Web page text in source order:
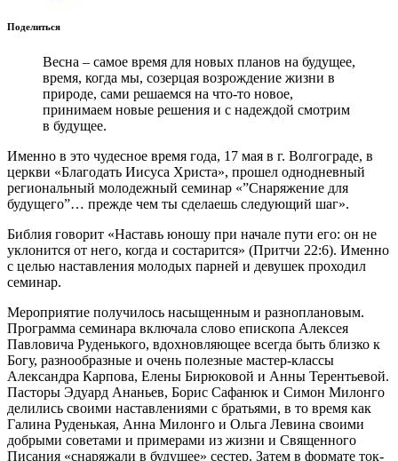
Поделиться
Весна – самое время для новых планов на будущее,
время, когда мы, созерцая возрождение жизни в
природе, сами решаемся на что-то новое,
принимаем новые решения и с надеждой смотрим
в будущее.
Именно в это чудесное время года, 17 мая в г. Волгограде, в
церкви «Благодать Иисуса Христа», прошел однодневный
региональный молодежный семинар «”Снаряжение для
будущего”… прежде чем ты сделаешь следующий шаг».
Библия говорит «Наставь юношу при начале пути его: он не
уклонится от него, когда и состарится» (Притчи 22:6). Именно
с целью наставления молодых парней и девушек проходил
семинар.
Мероприятие получилось насыщенным и разноплановым.
Программа семинара включала слово епископа Алексея
Павловича Руденького, вдохновляющее всегда быть близко к
Богу, разнообразные и очень полезные мастер-классы
Александра Карпова, Елены Бирюковой и Анны Терентьевой.
Пасторы Эдуард Ананьев, Борис Сафанюк и Симон Милонго
делились своими наставлениями с братьями, в то время как
Галина Руденькая, Анна Милонго и Ольга Левина своими
добрыми советами и примерами из жизни и Священного
Писания «снаряжали в будущее» сестер. Затем в формате ток-